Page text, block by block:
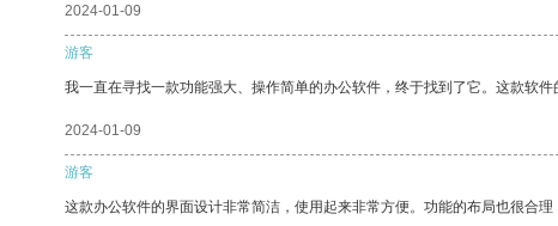
2024-01-09
游客
我一直在寻找一款功能强大、操作简单的办公软件，终于找到了它。这款软
2024-01-09
游客
这款办公软件的界面设计非常简洁，使用起来非常方便。功能的布局也很合理